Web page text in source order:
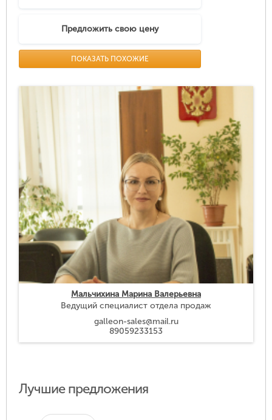
Предложить свою цену
ПОКАЗАТЬ ПОХОЖИЕ
Мальчихина Марина Валерьевна
Ведущий специалист отдела продаж
galleon-sales@mail.ru
89059233153
Лучшие предложения